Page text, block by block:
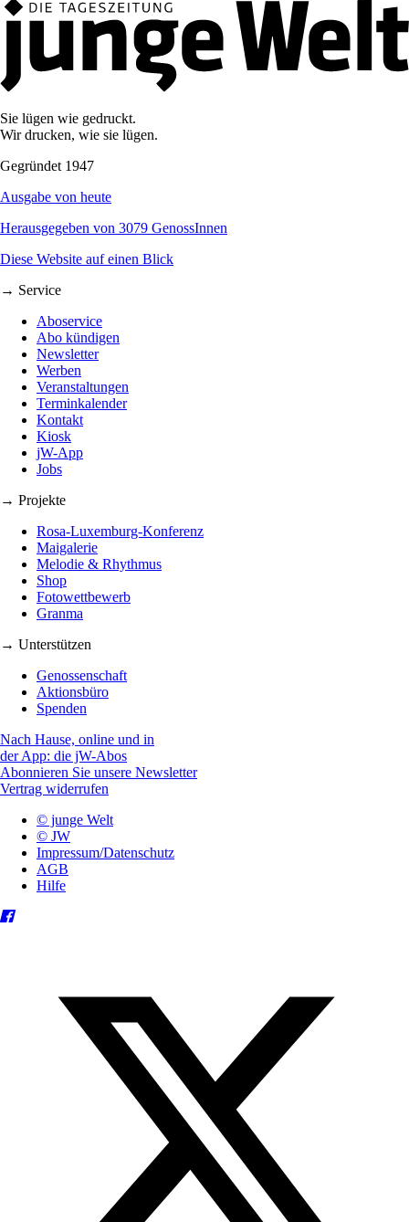
Sie lügen wie gedruckt.
Wir drucken, wie sie lügen.
Gegründet 1947
Ausgabe von heute
Herausgegeben von 3079 GenossInnen
Diese Website auf einen Blick
→ Service
Aboservice
Abo kündigen
Newsletter
Werben
Veranstaltungen
Terminkalender
Kontakt
Kiosk
jW-App
Jobs
→ Projekte
Rosa-Luxemburg-Konferenz
Maigalerie
Melodie & Rhythmus
Shop
Fotowettbewerb
Granma
→ Unterstützen
Genossenschaft
Aktionsbüro
Spenden
Nach Hause, online und in
der App: die jW-Abos
Abonnieren Sie unsere Newsletter
Vertrag widerrufen
© junge Welt
© JW
Impressum/Datenschutz
AGB
Hilfe